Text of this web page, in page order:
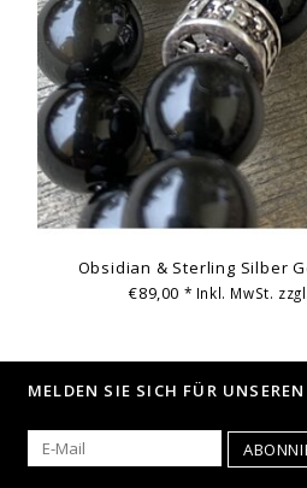
Obsidian & Sterling Silber
€89,00 * Inkl. MwSt. zzgl.
MELDEN SIE SICH FÜR